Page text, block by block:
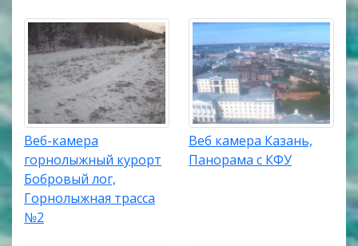
Веб-камера
горнолыжный курорт
Бобровый лог,
Горнолыжная трасса
№2
Веб камера Казань,
Панорама с КФУ